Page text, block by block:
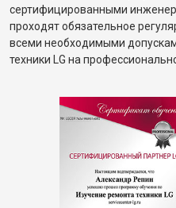
сертифицированными
проходят обязательное
всеми необходимыми
техники LG на